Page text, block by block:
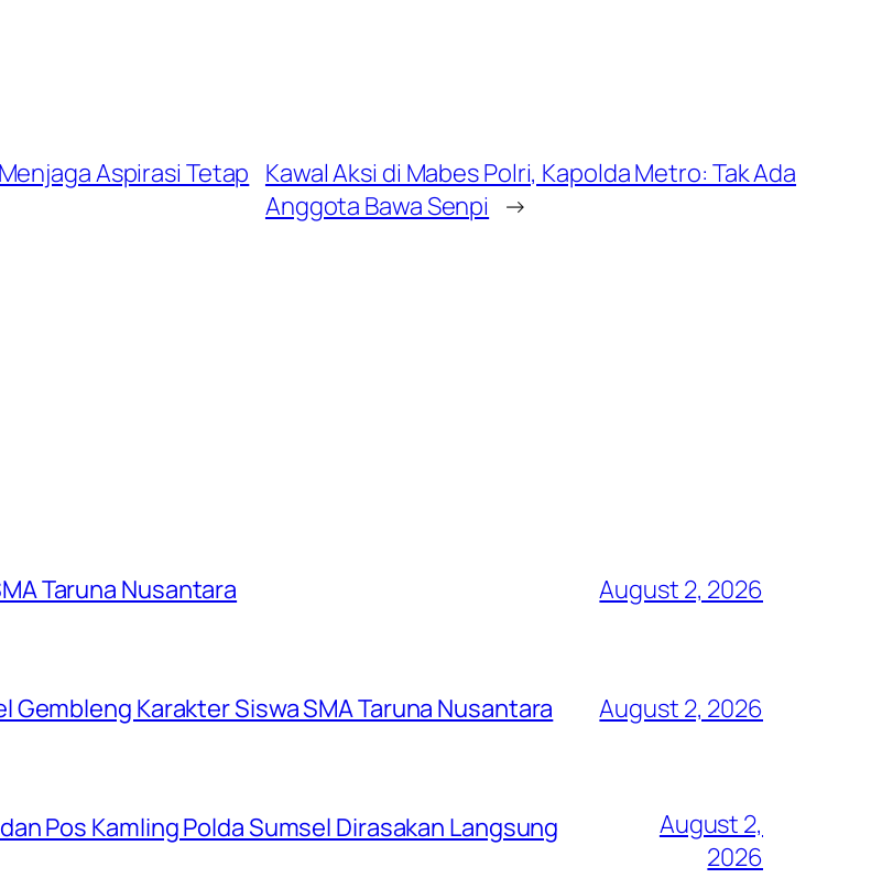
Aspirasi Tetap Kawal Aksi di Mabes Polri, Kapolda Metro: Tak Ada
Anggota Bawa Senpi →
Taruna Nusantara August 2, 2026
Gembleng Karakter Siswa SMA Taruna Nusantara August 2, 2026
Pos Kamling Polda Sumsel Dirasakan Langsung
August 2,
2026